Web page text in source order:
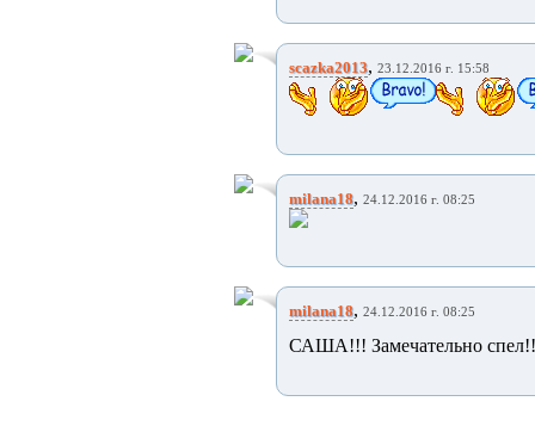
scazka2013, 23.12.2016 г. 15:58
milana18, 24.12.2016 г. 08:25
milana18, 24.12.2016 г. 08:25
САША!!! Замечательно